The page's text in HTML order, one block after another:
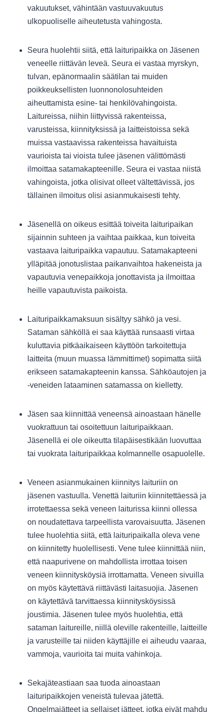
vakuutukset, vähintään vastuuvakuutus
ulkopuoliselle aiheutetusta vahingosta.
Seura huolehtii siitä, että laituripaikka on Jäsenen
veneelle riittävän leveä. Seura ei vastaa myrskyn,
tulvan, epänormaalin säätilan tai muiden
poikkeuksellisten luonnonolosuhteiden
aiheuttamista esine- tai henkilövahingoista.
Laitureissa, niihin liittyvissä rakenteissa,
varusteissa, kiinnityksissä ja laitteistoissa sekä
muissa vastaavissa rakenteissa havaituista
vaurioista tai vioista tulee jäsenen välittömästi
ilmoittaa satamakapteenille. Seura ei vastaa niistä
vahingoista, jotka olisivat olleet vältettävissä, jos
tällainen ilmoitus olisi asianmukaisesti tehty.
Jäsenellä on oikeus esittää toiveita laituripaikan
sijainnin suhteen ja vaihtaa paikkaa, kun toiveita
vastaava laituripaikka vapautuu. Satamakapteeni
ylläpitää jonotuslistaa paikanvaihtoa hakeneista ja
vapautuvia venepaikkoja jonottavista ja ilmoittaa
heille vapautuvista paikoista.
Laituripaikkamaksuun sisältyy sähkö ja vesi.
Sataman sähköllä ei saa käyttää runsaasti virtaa
kuluttavia pitkäaikaiseen käyttöön tarkoitettuja
laitteita (muun muassa lämmittimet) sopimatta siitä
erikseen satamakapteenin kanssa. Sähköautojen ja
-veneiden lataaminen satamassa on kielletty.
Jäsen saa kiinnittää veneensä ainoastaan hänelle
vuokrattuun tai osoitettuun laituripaikkaan.
Jäsenellä ei ole oikeutta tilapäisestikään luovuttaa
tai vuokrata laituripaikkaa kolmannelle osapuolelle.
Veneen asianmukainen kiinnitys laituriin on
jäsenen vastuulla. Venettä laituriin kiinnitettäessä ja
irrotettaessa sekä veneen laiturissa kiinni ollessa
on noudatettava tarpeellista varovaisuutta. Jäsenen
tulee huolehtia siitä, että laituripaikalla oleva vene
on kiinnitetty huolellisesti. Vene tulee kiinnittää niin,
että naapurivene on mahdollista irrottaa toisen
veneen kiinnitysköysiä irrottamatta. Veneen sivuilla
on myös käytettävä riittävästi laitasuojia. Jäsenen
on käytettävä tarvittaessa kiinnitysköysissä
joustimia. Jäsenen tulee myös huolehtia, että
sataman laitureille, niillä oleville rakenteille, laitteille
ja varusteille tai niiden käyttäjille ei aiheudu vaaraa,
vammoja, vaurioita tai muita vahinkoja.
Sekajäteastiaan saa tuoda ainoastaan
laituripaikkojen veneistä tulevaa jätettä.
Ongelmajätteet ja sellaiset jätteet, jotka eivät mahdu